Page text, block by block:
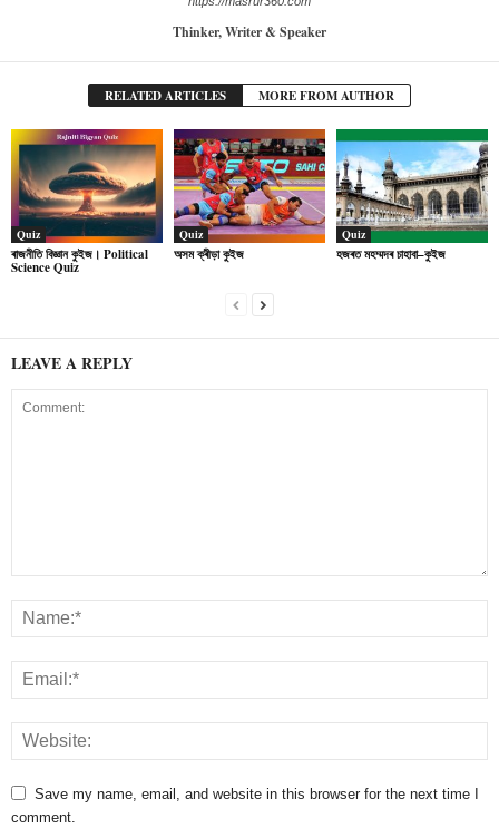
Thinker, Writer & Speaker
RELATED ARTICLES MORE FROM AUTHOR
Quiz
ৰাজনীতি বিজ্ঞান কুইজ। Political
Science Quiz
Quiz
অসম ক্ৰীড়া কুইজ
Quiz
হজৰত মহম্মদৰ চাহাবা–কুইজ
LEAVE A REPLY
Save my name, email, and website in this browser for the next time I
comment.